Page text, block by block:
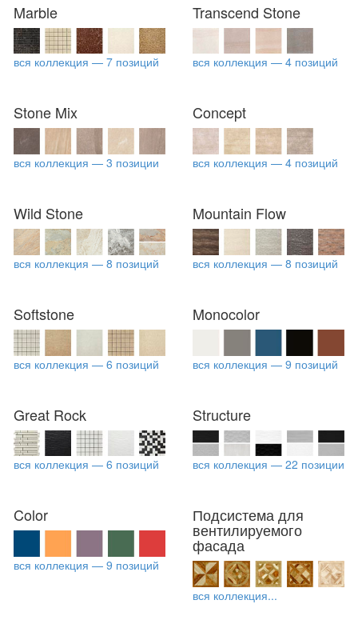
Marble
вся коллекция — 7 позиций
Transcend Stone
вся коллекция — 4 позиций
Stone Mix
вся коллекция — 3 позиции
Concept
вся коллекция — 4 позиций
Wild Stone
вся коллекция — 8 позиций
Mountain Flow
вся коллекция — 8 позиций
Softstone
вся коллекция — 6 позиций
Monocolor
вся коллекция — 9 позиций
Great Rock
вся коллекция — 6 позиций
Structure
вся коллекция — 22 позиции
Color
вся коллекция — 9 позиций
Подсистема для
вентилируемого
фасада
вся коллекция...